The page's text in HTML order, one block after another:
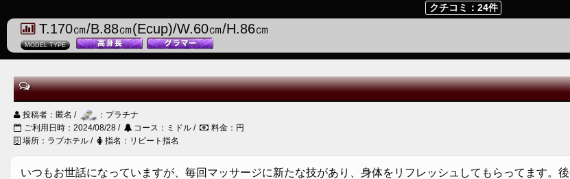
クチコミ：24件
T.170㎝/B.88㎝(Ecup)/W.60㎝/H.86㎝
MODEL TYPE
投稿者：匿名 /
：プラチナ
ご利用日時：2024/08/28 /
コース：ミドル /
料金：円
場所：ラブホテル /
指名：リピート指名
いつもお世話になっていますが、毎回マッサージに新たな技があり、身体をリフレッシュしてもらってます。